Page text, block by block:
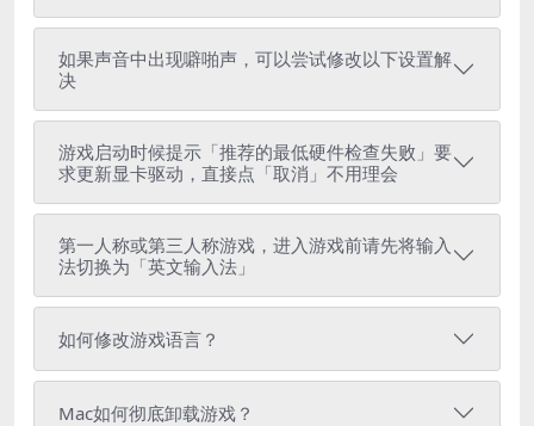
如果声音中出现噼啪声，可以尝试修改以下设置解
决
游戏启动时候提示「推荐的最低硬件检查失败」要
求更新显卡驱动，直接点「取消」不用理会
第一人称或第三人称游戏，进入游戏前请先将输入
法切换为「英文输入法」
如何修改游戏语言？
Mac如何彻底卸载游戏？